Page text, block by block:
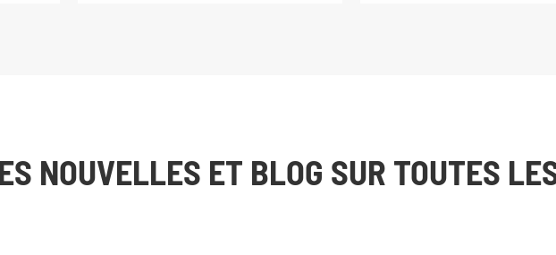
NOUVELLES ET BLOG SUR TOUTES